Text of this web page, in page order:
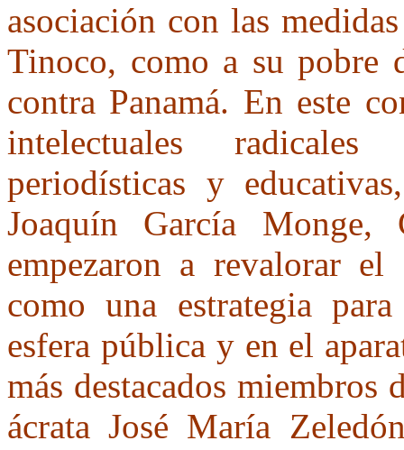
asociación con las
Tinoco, como a su pobre
contra Panamá. En este
intelectuales
periodísticas y
Joaquín García
empezaron a revalorar
como una estrategia
esfera pública y en el
más destacados
ácrata José María